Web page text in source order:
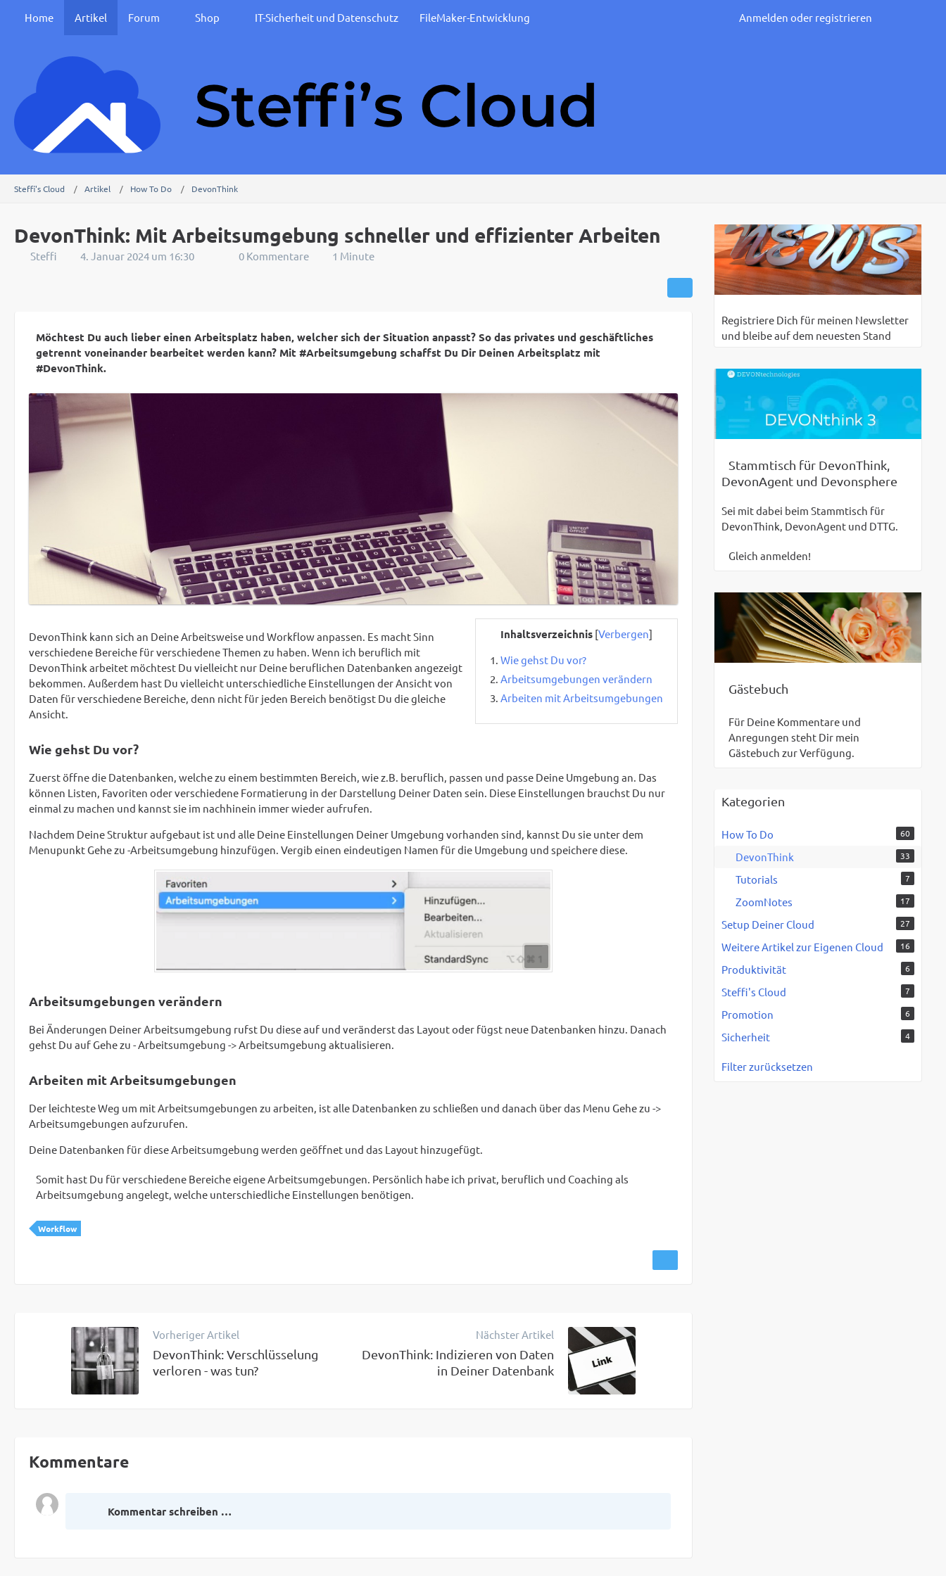
Home Artikel Forum Shop IT-Sicherheit und Datenschutz FileMaker-Entwicklung Anmelden oder registrieren
Steffi's Cloud Artikel How To Do DevonThink
DevonThink: Mit Arbeitsumgebung schneller und effizienter Arbeiten
Steffi 4. Januar 2024 um 16:30 0 Kommentare 1 Minute
Möchtest Du auch lieber einen Arbeitsplatz haben, welcher sich der Situation anpasst? So das privates und geschäftliches
getrennt voneinander bearbeitet werden kann? Mit #Arbeitsumgebung schaffst Du Dir Deinen Arbeitsplatz mit
#DevonThink.
Inhaltsverzeichnis [Verbergen]
Wie gehst Du vor?
Arbeitsumgebungen verändern
Arbeiten mit Arbeitsumgebungen
DevonThink kann sich an Deine Arbeitsweise und Workflow anpassen. Es macht Sinn
verschiedene Bereiche für verschiedene Themen zu haben. Wenn ich beruflich mit
DevonThink arbeitet möchtest Du vielleicht nur Deine beruflichen Datenbanken angezeigt
bekommen. Außerdem hast Du vielleicht unterschiedliche Einstellungen der Ansicht von
Daten für verschiedene Bereiche, denn nicht für jeden Bereich benötigst Du die gleiche
Ansicht.
Wie gehst Du vor?
Zuerst öffne die Datenbanken, welche zu einem bestimmten Bereich, wie z.B. beruflich, passen und passe Deine Umgebung an. Das
können Listen, Favoriten oder verschiedene Formatierung in der Darstellung Deiner Daten sein. Diese Einstellungen brauchst Du nur
einmal zu machen und kannst sie im nachhinein immer wieder aufrufen.
Nachdem Deine Struktur aufgebaut ist und alle Deine Einstellungen Deiner Umgebung vorhanden sind, kannst Du sie unter dem
Menupunkt Gehe zu -Arbeitsumgebung hinzufügen. Vergib einen eindeutigen Namen für die Umgebung und speichere diese.
Arbeitsumgebungen verändern
Bei Änderungen Deiner Arbeitsumgebung rufst Du diese auf und veränderst das Layout oder fügst neue Datenbanken hinzu. Danach
gehst Du auf Gehe zu - Arbeitsumgebung -> Arbeitsumgebung aktualisieren.
Arbeiten mit Arbeitsumgebungen
Der leichteste Weg um mit Arbeitsumgebungen zu arbeiten, ist alle Datenbanken zu schließen und danach über das Menu Gehe zu ->
Arbeitsumgebungen aufzurufen.
Deine Datenbanken für diese Arbeitsumgebung werden geöffnet und das Layout hinzugefügt.
Somit hast Du für verschiedene Bereiche eigene Arbeitsumgebungen. Persönlich habe ich privat, beruflich und Coaching als
Arbeitsumgebung angelegt, welche unterschiedliche Einstellungen benötigen.
Workflow
Vorheriger Artikel
DevonThink: Verschlüsselung
verloren - was tun?
Nächster Artikel
DevonThink: Indizieren von Daten
in Deiner Datenbank
Kommentare
Kommentar schreiben …
Registriere Dich für meinen Newsletter
und bleibe auf dem neuesten Stand
Stammtisch für DevonThink,
DevonAgent und Devonsphere
Sei mit dabei beim Stammtisch für
DevonThink, DevonAgent und DTTG.
Gleich anmelden!
Gästebuch
Für Deine Kommentare und
Anregungen steht Dir mein
Gästebuch zur Verfügung.
Kategorien
How To Do 60
DevonThink 33
Tutorials 7
ZoomNotes 17
Setup Deiner Cloud 27
Weitere Artikel zur Eigenen Cloud 16
Produktivität 6
Steffi's Cloud 7
Promotion 6
Sicherheit 4
Filter zurücksetzen